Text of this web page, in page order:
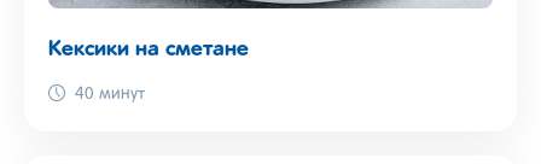
Кексики на сметане
40 минут